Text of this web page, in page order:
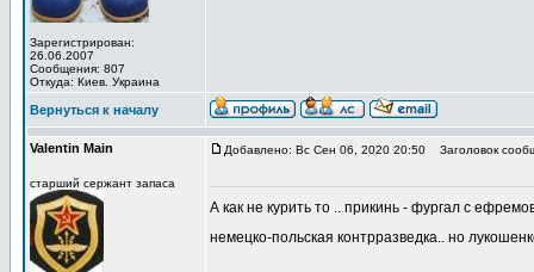
Зарегистрирован:
26.06.2007
Сообщения: 807
Откуда: Киев. Украина
Вернуться к началу
Valentin Main
старший сержант запаса
Добавлено: Вс Сен 06, 2020 20:50 Заголовок
А как не курить то .. прикинь - фургал с
немецко-польская контрразведка.. но